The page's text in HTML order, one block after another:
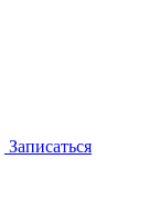
Записаться